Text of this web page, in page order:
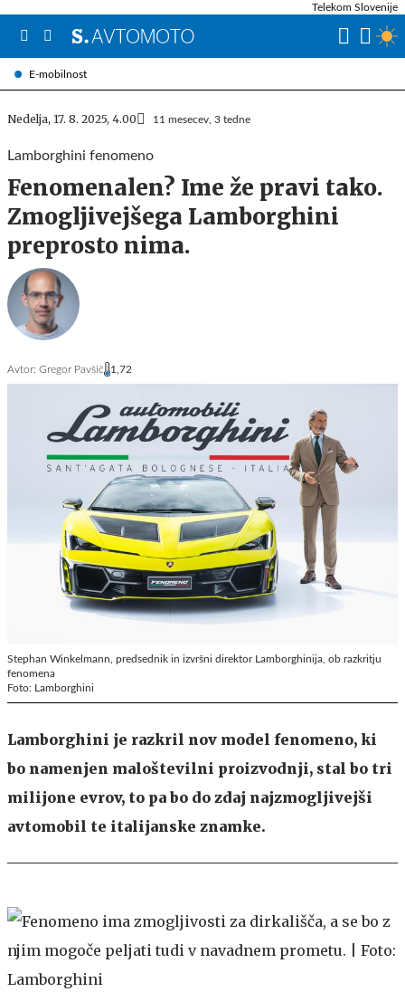
E-mobilnost
Telekom Slovenije
Nedelja, 17. 8. 2025, 4.00 11 mesecev, 3 tedne
Lamborghini fenomeno
Fenomenalen? Ime že pravi tako.
Zmogljivejšega Lamborghini
preprosto nima.
Avtor: Gregor Pavšič 1,72
Stephan Winkelmann, predsednik in izvršni direktor Lamborghinija, ob razkritju
fenomena
Foto: Lamborghini
Lamborghini je razkril nov model fenomeno, ki
bo namenjen maloštevilni proizvodnji, stal bo tri
milijone evrov, to pa bo do zdaj najzmogljivejši
avtomobil te italijanske znamke.